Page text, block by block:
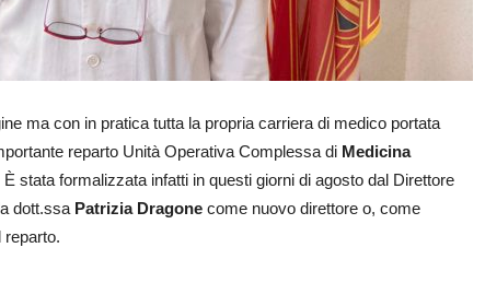
ma con in pratica tutta la propria carriera di medico portata
reparto Unità Operativa Complessa di Medicina
È stata formalizzata infatti in questi giorni di agosto dal Direttore
dott.ssa Patrizia Dragone come nuovo direttore o, come
reparto.